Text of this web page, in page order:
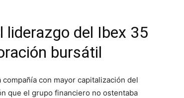
liderazgo del Ibex 35
bursátil
con mayor capitalización del
que el grupo financiero no ostentaba